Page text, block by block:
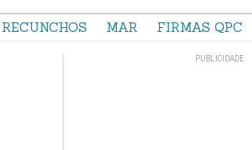
RECUNCHOS MAR FIRMAS QPC